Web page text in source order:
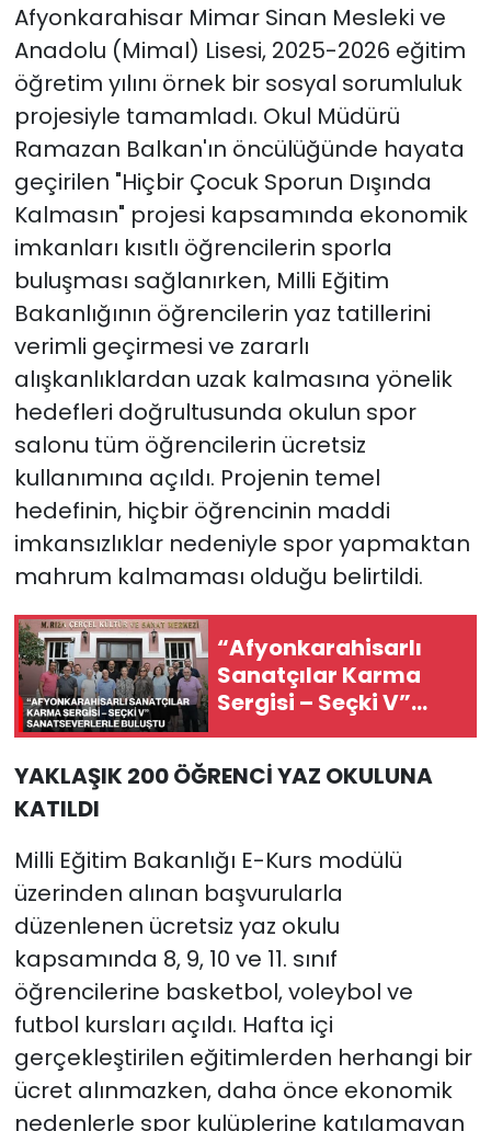
Afyonkarahisar Mimar Sinan Mesleki ve
Anadolu (Mimal) Lisesi, 2025-2026 eğitim
öğretim yılını örnek bir sosyal sorumluluk
projesiyle tamamladı. Okul Müdürü
Ramazan Balkan'ın öncülüğünde hayata
geçirilen "Hiçbir Çocuk Sporun Dışında
Kalmasın" projesi kapsamında ekonomik
imkanları kısıtlı öğrencilerin sporla
buluşması sağlanırken, Milli Eğitim
Bakanlığının öğrencilerin yaz tatillerini
verimli geçirmesi ve zararlı
alışkanlıklardan uzak kalmasına yönelik
hedefleri doğrultusunda okulun spor
salonu tüm öğrencilerin ücretsiz
kullanımına açıldı. Projenin temel
hedefinin, hiçbir öğrencinin maddi
imkansızlıklar nedeniyle spor yapmaktan
mahrum kalmaması olduğu belirtildi.
“Afyonkarahisarlı
Sanatçılar Karma
Sergisi – Seçki V”
Sanatseverlerle
Buluştu
YAKLAŞIK 200 ÖĞRENCİ YAZ OKULUNA
KATILDI
Milli Eğitim Bakanlığı E-Kurs modülü
üzerinden alınan başvurularla
düzenlenen ücretsiz yaz okulu
kapsamında 8, 9, 10 ve 11. sınıf
öğrencilerine basketbol, voleybol ve
futbol kursları açıldı. Hafta içi
gerçekleştirilen eğitimlerden herhangi bir
ücret alınmazken, daha önce ekonomik
nedenlerle spor kulüplerine katılamayan